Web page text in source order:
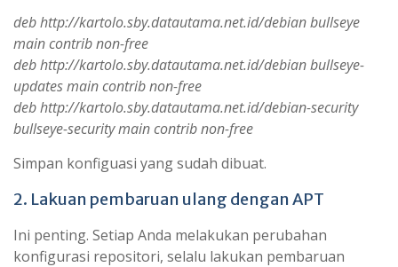
deb http://kartolo.sby.datautama.net.id/debian bullseye
main contrib non-free
deb http://kartolo.sby.datautama.net.id/debian bullseye-
updates main contrib non-free
deb http://kartolo.sby.datautama.net.id/debian-security
bullseye-security main contrib non-free
Simpan konfiguasi yang sudah dibuat.
2. Lakuan pembaruan ulang dengan APT
Ini penting. Setiap Anda melakukan perubahan
konfigurasi repositori, selalu lakukan pembaruan